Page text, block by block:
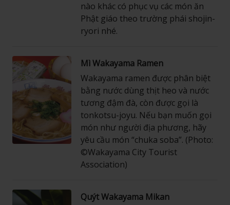
nào khác có phục vụ các món ăn
Phật giáo theo trường phái shojin-
ryori nhé.
Mì Wakayama Ramen
Wakayama ramen được phân biệt
bằng nước dùng thịt heo và nước
tương đậm đà, còn được gọi là
tonkotsu-joyu. Nếu bạn muốn gọi
món như người địa phương, hãy
yêu cầu món “chuka soba”. (Photo:
©Wakayama City Tourist
Association)
Quýt Wakayama Mikan